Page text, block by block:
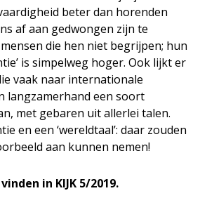
beter dan horenden
af aan gedwongen zijn te
die hen niet begrijpen; hun
is simpelweg hoger. Ook lijkt er
vaak naar internationale
langzamerhand een soort
met gebaren uit allerlei talen.
en een ‘wereldtaal’: daar zouden
aan kunnen nemen!
in KIJK 5/2019.